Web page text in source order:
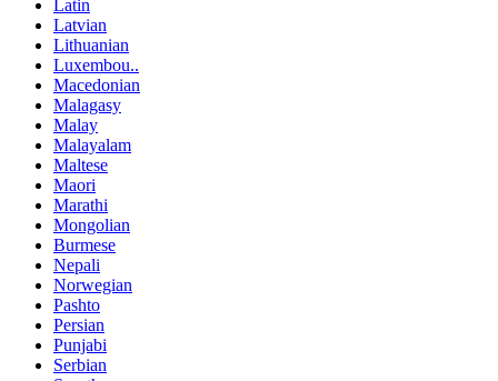
Latin
Latvian
Lithuanian
Luxembou..
Macedonian
Malagasy
Malay
Malayalam
Maltese
Maori
Marathi
Mongolian
Burmese
Nepali
Norwegian
Pashto
Persian
Punjabi
Serbian